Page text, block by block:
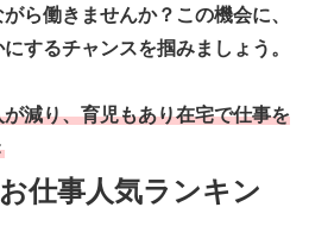
ら働きませんか？この機会に、
するチャンスを掴みましょう。
減り、育児もあり在宅で仕事を
仕事人気ランキン